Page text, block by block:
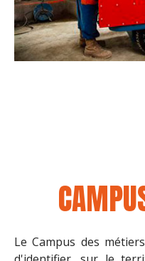
Le Campus des